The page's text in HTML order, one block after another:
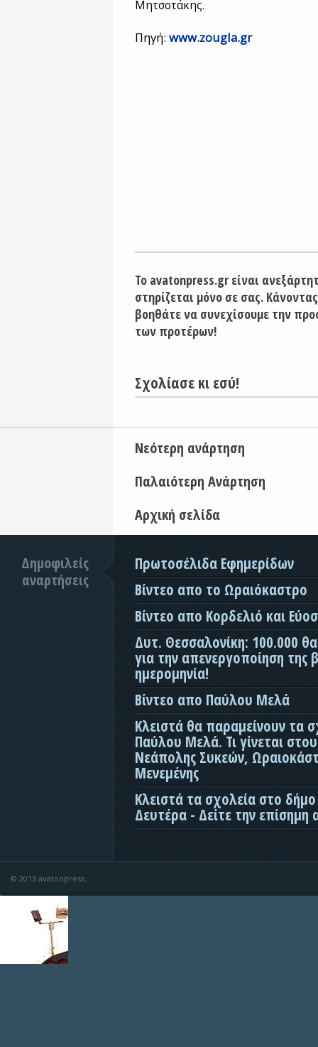
Μητσοτάκης.
Πηγή: www.zougla.gr
Το avatonpress.gr είναι
στηρίζεται μόνο σε σας.
βοηθάτε να συνεχίσουμε την
των προτέρων!
Σχολίασε κι εσύ!
Νεότερη ανάρτηση
Παλαιότερη Ανάρτηση
Αρχική σελίδα
Δημοφιλείς
αναρτήσεις
Πρωτοσέλιδα Εφημερίδων
Βίντεο απο το Ωραιόκαστρο
Βίντεο απο Κορδελιό και
Δυτ. Θεσσαλονίκη: 100.000
για την απενεργοποίηση της
ημερομηνία!
Βίντεο απο Παύλου Μελά
Κλειστά θα παραμείνουν τα
Παύλου Μελά. Τι γίνεται
Νεάπολης Συκεών,
Μενεμένης
Κλειστά τα σχολεία στο
Δευτέρα - Δείτε την επίσημη
© 2013 avatonpress.